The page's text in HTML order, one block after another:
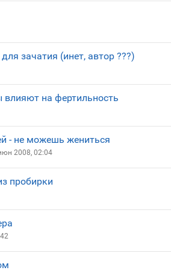
зачатия (инет, автор ???)
влияют на фертильность
- не можешь жениться
2008, 02:04
пробирки